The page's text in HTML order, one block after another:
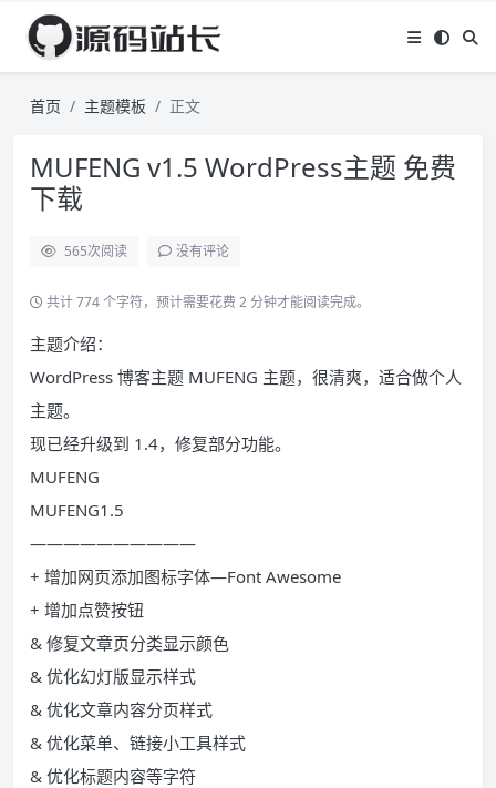
首页 主题模板 正文
MUFENG v1.5 WordPress主题 免费
下载
565次阅读 没有评论
共计 774 个字符，预计需要花费 2 分钟才能阅读完成。
主题介绍：
WordPress 博客主题 MUFENG 主题，很清爽，适合做个人
主题。
现已经升级到 1.4，修复部分功能。
MUFENG
MUFENG1.5
——————————
+ 增加网页添加图标字体—Font Awesome
+ 增加点赞按钮
& 修复文章页分类显示颜色
& 优化幻灯版显示样式
& 优化文章内容分页样式
& 优化菜单、链接小工具样式
& 优化标题内容等字符